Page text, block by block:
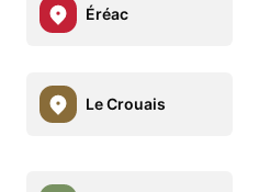
Éréac
Le Crouais